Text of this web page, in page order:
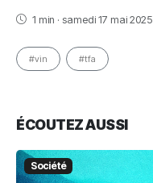
1 min · samedi 17 mai 2025
#vin #tfa
ÉCOUTEZ AUSSI
Société